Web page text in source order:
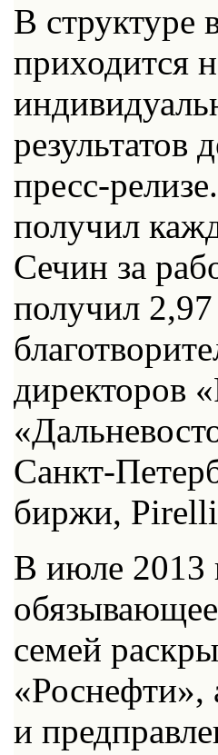
В структуре
приходится
результатов
пресс-
получил
Сечин за
получил
директоров
Санкт-
биржи,
В июле 2013
семей
и